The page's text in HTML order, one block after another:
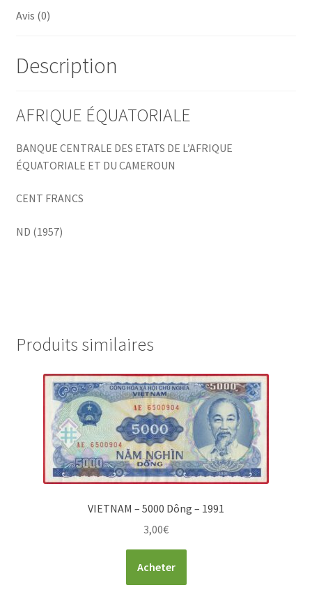
Avis (0)
Description
AFRIQUE ÉQUATORIALE
BANQUE CENTRALE DES ETATS DE L’AFRIQUE
ÉQUATORIALE ET DU CAMEROUN
CENT FRANCS
ND (1957)
Produits similaires
VIETNAM – 5000 Dông – 1991
3,00€
Acheter